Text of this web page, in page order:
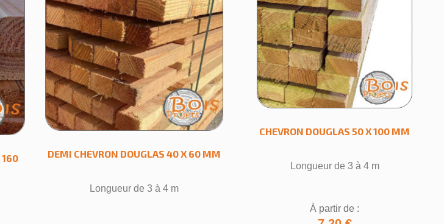
160
DEMI CHEVRON DOUGLAS 40 X 60 MM
Longueur de 3 à 4 m
CHEVRON DOUGLAS 50 X 100 MM
Longueur de 3 à 4 m
À partir de :